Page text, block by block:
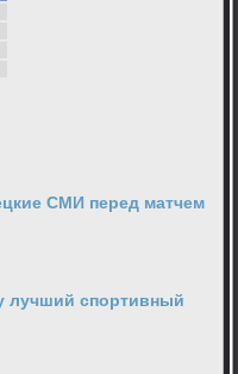
СМИ перед матчем
лучший спортивный